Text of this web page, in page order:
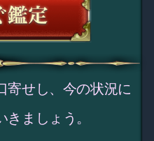
寄せし、今の状況に
ましょう。